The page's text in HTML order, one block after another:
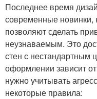
Последнее время
современные
позволяют сделать
неузнаваемым. Это
стен с нестандартным
оформлении зависит
нужно учитывать
некоторые правила: